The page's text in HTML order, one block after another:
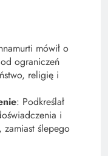
mówił o
ograniczeń
religię i
: Podkreślał
i
ślepego